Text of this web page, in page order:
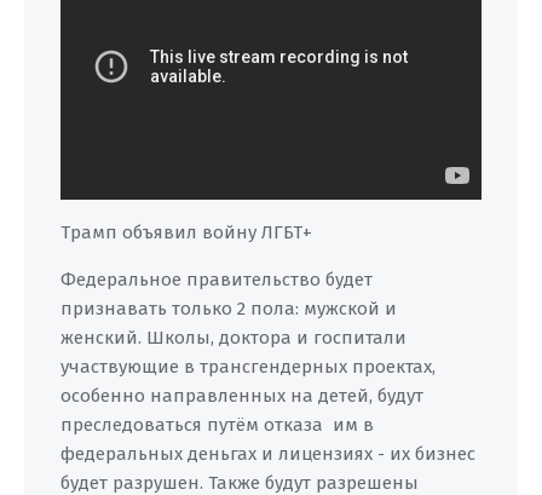
Трамп объявил войну ЛГБТ+
Федеральное правительство будет
признавать только 2 пола: мужской и
женский. Школы, доктора и госпитали
участвующие в трансгендерных проектах,
особенно направленных на детей, будут
преследоваться путём отказа им в
федеральных деньгах и лицензиях - их бизнес
будет разрушен. Также будут разрешены